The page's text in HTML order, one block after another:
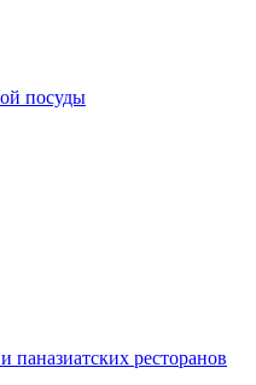
посуды
паназиатских ресторанов